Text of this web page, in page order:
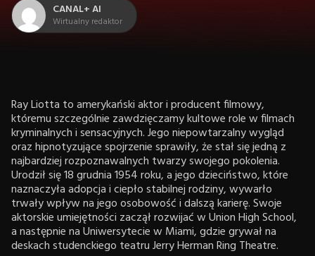
CANAL+ AI
Wirtualny redaktor
Ray Liotta to amerykański aktor i producent filmowy,
któremu szczególnie zawdzięczamy kultowe role w filmach
kryminalnych i sensacyjnych. Jego niepowtarzalny wygląd
oraz hipnotyzujące spojrzenie sprawiły, że stał się jedną z
najbardziej rozpoznawalnych twarzy swojego pokolenia.
Urodził się 18 grudnia 1954 roku, a jego dzieciństwo, które
naznaczyła adopcja i ciepło stabilnej rodziny, wywarło
trwały wpływ na jego osobowość i dalszą karierę. Swoje
aktorskie umiejętności zaczął rozwijać w Union High School,
a następnie na Uniwersytecie w Miami, gdzie grywał na
deskach studenckiego teatru Jerry Herman Ring Theatre.